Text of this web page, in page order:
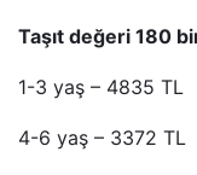
Taşıt değeri 180
1-3 yaş – 4835 TL
4-6 yaş – 3372 TL